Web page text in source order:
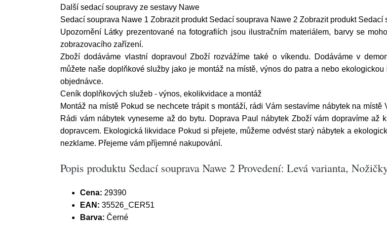
Další sedací soupravy ze sestavy Nawe
Sedací souprava Nawe 1 Zobrazit produkt Sedací souprava Nawe 2 Zobrazit produkt
Upozornění Látky prezentované na fotografiích jsou ilustračním materiálem, barvy se
zobrazovacího zařízení.
Zboží dodáváme vlastní dopravou! Zboží rozvážíme také o víkendu. Dodáváme v
můžete naše doplňkové služby jako je montáž na místě, výnos do patra a nebo
objednávce.
Ceník doplňkových služeb - výnos, ekolikvidace a montáž
Montáž na místě Pokud se nechcete trápit s montáží, rádi Vám sestavíme nábytek na
Rádi vám nábytek vyneseme až do bytu. Doprava Paul nábytek Zboží vám dopravíme
dopravcem. Ekologická likvidace Pokud si přejete, můžeme odvést starý nábytek a
nezklame. Přejeme vám příjemné nakupování.
Popis produktu Sedací souprava Nawe 2 Provedení: Levá varianta,
Cena: 29390
EAN: 35526_CER51
Barva: Černé